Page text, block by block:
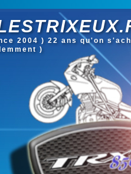
2004 ) 22 ans qu'on
)